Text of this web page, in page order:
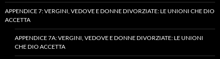
APPENDICE 7: VERGINI, VEDOVE E DONNE DIVORZIATE: LE UNIONI CHE DIO
ACCETTA
APPENDICE 7A: VERGINI, VEDOVE E DONNE DIVORZIATE: LE UNIONI
CHE DIO ACCETTA